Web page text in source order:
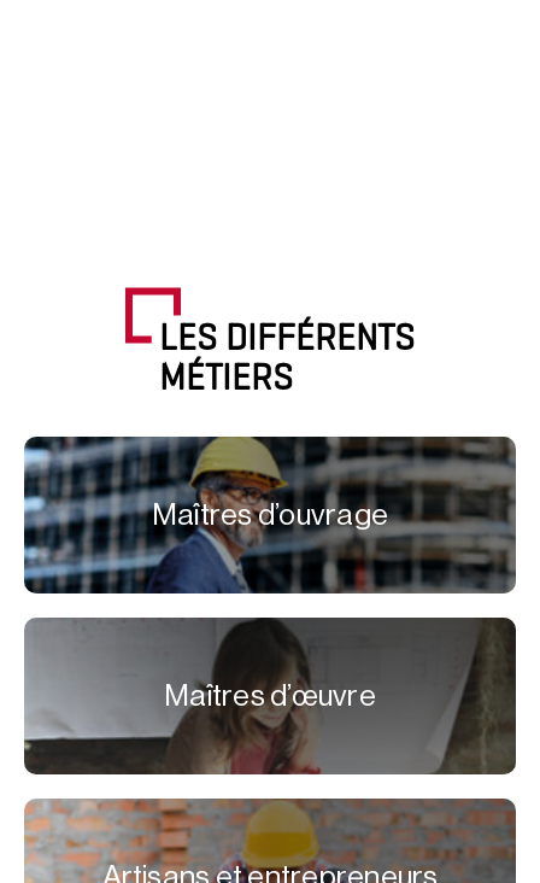
LES DIFFÉRENTS
MÉTIERS
Maîtres d’ouvrage
Maîtres d’œuvre
Artisans et entrepreneurs